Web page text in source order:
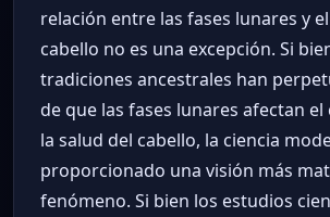
relación entre las fases lunares y
cabello no es una excepción. Si
tradiciones ancestrales han
de que las fases lunares afectan
la salud del cabello, la ciencia
proporcionado una visión más
fenómeno. Si bien los estudios